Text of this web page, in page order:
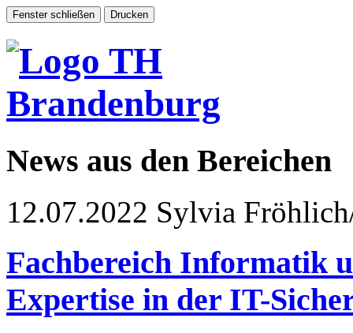
News aus den Bereichen
12.07.2022 Sylvia
Fachbereich Informatik
Expertise in der IT-